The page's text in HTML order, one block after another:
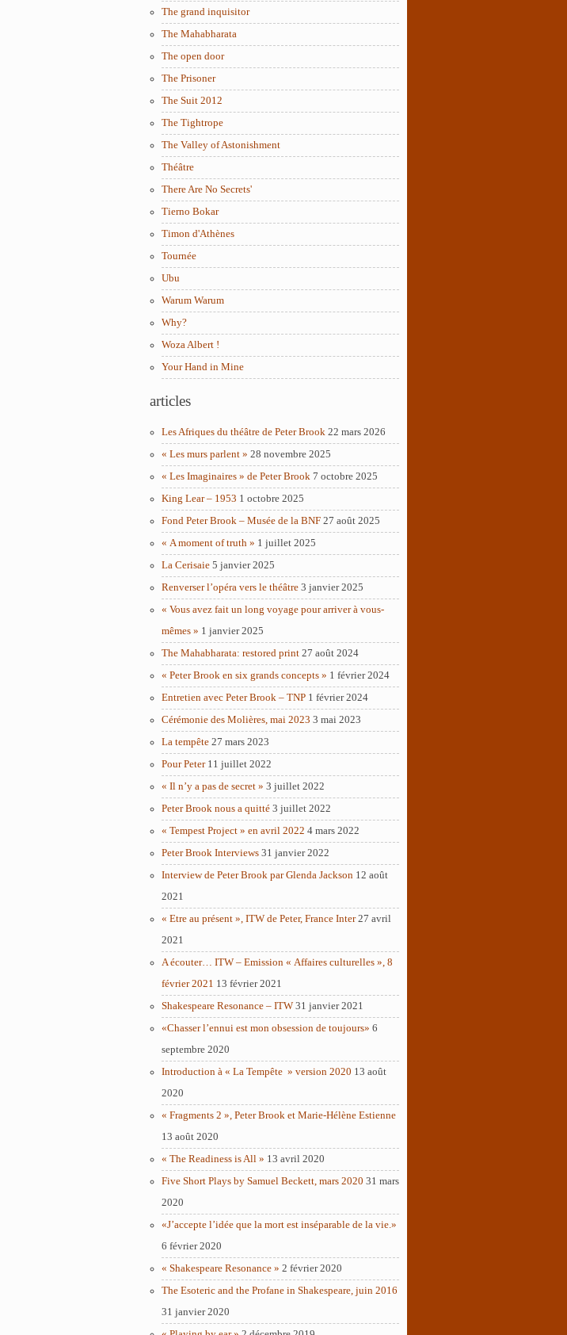
The grand inquisitor
The Mahabharata
The open door
The Prisoner
The Suit 2012
The Tightrope
The Valley of Astonishment
Théâtre
There Are No Secrets'
Tierno Bokar
Timon d'Athènes
Tournée
Ubu
Warum Warum
Why?
Woza Albert !
Your Hand in Mine
articles
Les Afriques du théâtre de Peter Brook 22 mars 2026
« Les murs parlent » 28 novembre 2025
« Les Imaginaires » de Peter Brook 7 octobre 2025
King Lear – 1953 1 octobre 2025
Fond Peter Brook – Musée de la BNF 27 août 2025
« A moment of truth » 1 juillet 2025
La Cerisaie 5 janvier 2025
Renverser l’opéra vers le théâtre 3 janvier 2025
« Vous avez fait un long voyage pour arriver à vous-
mêmes » 1 janvier 2025
The Mahabharata: restored print 27 août 2024
« Peter Brook en six grands concepts » 1 février 2024
Entretien avec Peter Brook – TNP 1 février 2024
Cérémonie des Molières, mai 2023 3 mai 2023
La tempête 27 mars 2023
Pour Peter 11 juillet 2022
« Il n’y a pas de secret » 3 juillet 2022
Peter Brook nous a quitté 3 juillet 2022
« Tempest Project » en avril 2022 4 mars 2022
Peter Brook Interviews 31 janvier 2022
Interview de Peter Brook par Glenda Jackson 12 août
2021
« Etre au présent », ITW de Peter, France Inter 27 avril
2021
A écouter… ITW – Emission « Affaires culturelles », 8
février 2021 13 février 2021
Shakespeare Resonance – ITW 31 janvier 2021
«Chasser l’ennui est mon obsession de toujours» 6
septembre 2020
Introduction à « La Tempête » version 2020 13 août
2020
« Fragments 2 », Peter Brook et Marie-Hélène Estienne
13 août 2020
« The Readiness is All » 13 avril 2020
Five Short Plays by Samuel Beckett, mars 2020 31 mars
2020
«J’accepte l’idée que la mort est inséparable de la vie.»
6 février 2020
« Shakespeare Resonance » 2 février 2020
The Esoteric and the Profane in Shakespeare, juin 2016
31 janvier 2020